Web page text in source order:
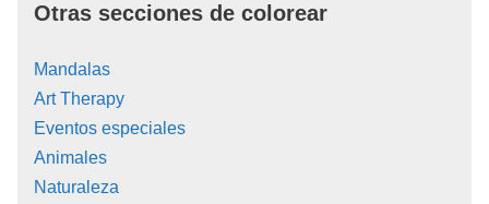
Otras secciones de colorear
Mandalas
Art Therapy
Eventos especiales
Animales
Naturaleza